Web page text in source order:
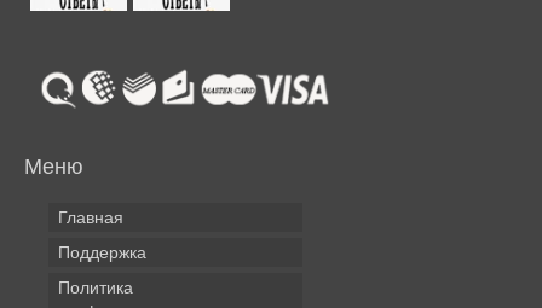
Меню
Главная
Поддержка
Политика